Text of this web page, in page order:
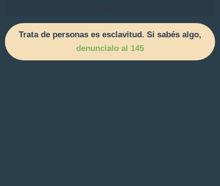
Trata de personas es esclavitud. Si sabés algo,
denuncialo al 145